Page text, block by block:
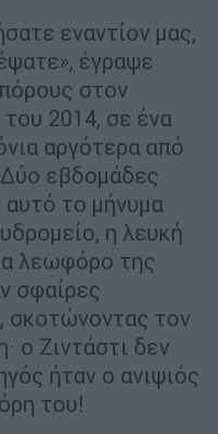
εναντίον μας,
έγραψε
στον
2014, σε ένα
αργότερα από
εβδομάδες
το μήνυμα
η λευκή
λεωφόρο της
σφαίρες
σκοτώνοντας τον
ο Ζιντάστι δεν
ήταν ο ανιψιός
του!